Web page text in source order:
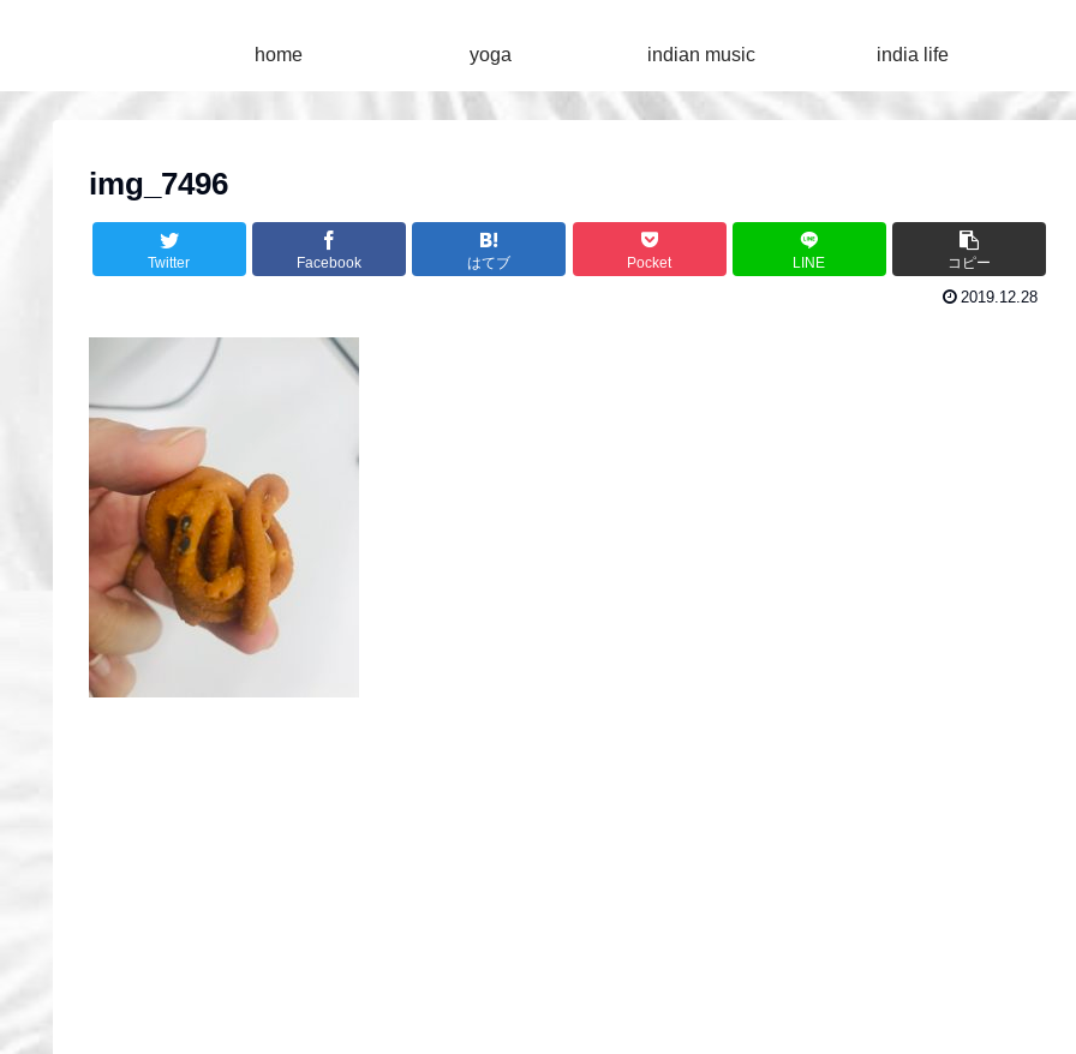
home yoga indian music india life
img_7496
Twitter Facebook はてブ Pocket LINE コピー
2019.12.28